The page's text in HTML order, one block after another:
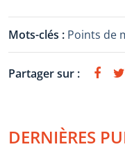
Mots-clés : Points de
Partager sur :
DERNIÈRES